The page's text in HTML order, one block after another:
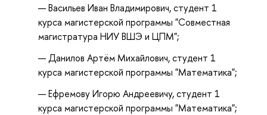
Васильев Иван Владимирович, студент 1
курса магистерской программы "Совместная
магистратура НИУ ВШЭ и ЦПМ";
Данилов Артём Михайлович, студент 1
курса магистерской программы "Математика";
Ефремову Игорю Андреевичу, студент 1
курса магистерской программы "Математика";